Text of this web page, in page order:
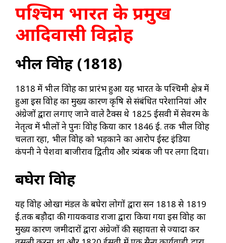
पश्चिम भारत के प्रमुख
आदिवासी विद्रोह
भील विद्रोह (1818)
1818 में भील विद्रोह का प्रारंभ हुआ यह भारत के पश्चिमी क्षेत्र में
हुआ इस विद्रोह का मुख्य कारण कृषि से संबंधित परेशानियां और
अंग्रेजों द्वारा लगाए जाने वाले टैक्स थे 1825 ईसवी में सेवरम के
नेतृत्व में भीलों ने पुनः विद्रोह किया कार 1846 ई. तक भील विद्रोह
चलता रहा, भील विद्रोह को भड़काने का आरोप ईस्ट इंडिया
कंपनी ने पेशवा बाजीराव द्वितीय और त्र्यंबक जी पर लगा दिया।
बघेरा विद्रोह
यह विद्रोह ओखा मंडल के बघेरा लोगों द्वारा सन 1818 से 1819
ई.तक बड़ौदा की गायकवाड राजा द्वारा किया गया इस विद्रोह का
मुख्य कारण जमीदारों द्वारा अंग्रेजों की सहायता से ज्यादा कर